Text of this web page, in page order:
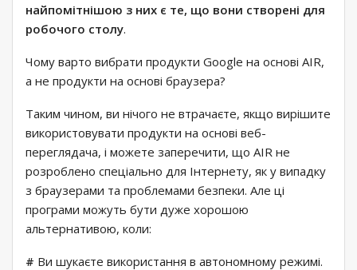
найпомітнішою з них є те, що вони створені для
робочого столу.
Чому варто вибрати продукти Google на основі AIR,
а не продукти на основі браузера?
Таким чином, ви нічого не втрачаєте, якщо вирішите
використовувати продукти на основі веб-
переглядача, і можете заперечити, що AIR не
розроблено спеціально для Інтернету, як у випадку
з браузерами та проблемами безпеки. Але ці
програми можуть бути дуже хорошою
альтернативою, коли:
# Ви шукаєте використання в автономному режимі.